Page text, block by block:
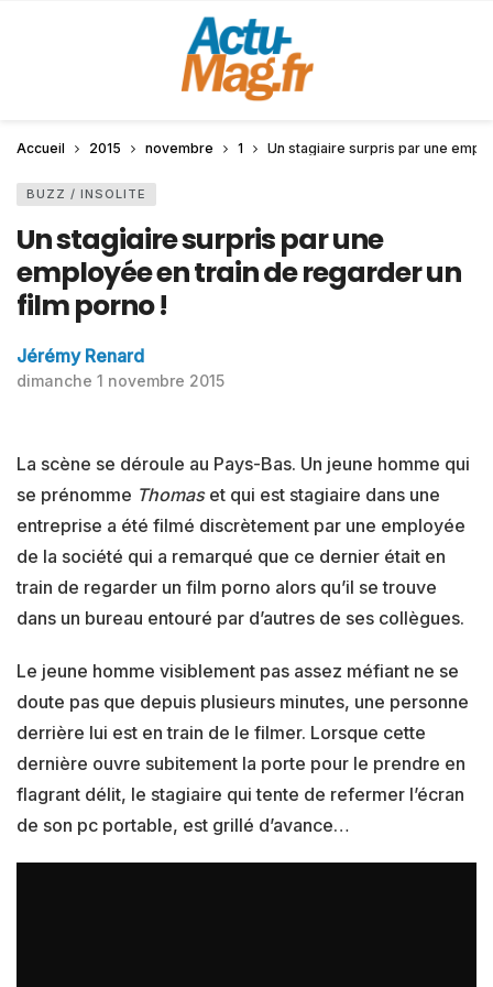
Accueil 2015 novembre 1 Un stagiaire surpris par une
BUZZ / INSOLITE
Un stagiaire surpris par une
employée en train de regarder un
film porno !
Jérémy Renard
dimanche 1 novembre 2015
La scène se déroule au Pays-Bas. Un jeune homme qui
se prénomme Thomaset qui est stagiaire dans une
entreprise a été filmé discrètement par une employée
de la société qui a remarqué que ce dernier était en
train de regarder un film porno alors qu’il se trouve
dans un bureau entouré par d’autres de ses collègues.
Le jeune homme visiblement pas assez méfiant ne se
doute pas que depuis plusieurs minutes, une personne
derrière lui est en train de le filmer. Lorsque cette
dernière ouvre subitement la porte pour le prendre en
flagrant délit, le stagiaire qui tente de refermer l’écran
de son pc portable, est grillé d’avance…